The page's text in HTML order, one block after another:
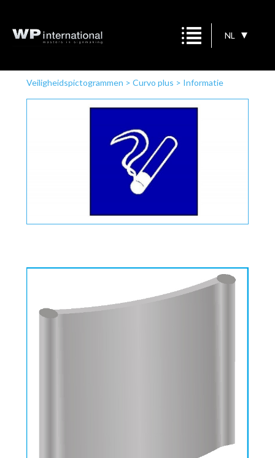
NL
Veiligheidspictogrammen > Curvo plus > Informatie
Roken toegestaan